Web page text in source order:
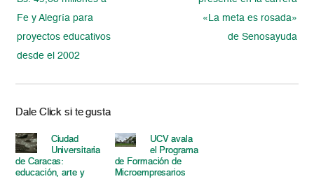
Fe y Alegría para
proyectos educativos
desde el 2002
«La meta es rosada»
de Senosayuda
Dale Click si te gusta
Ciudad
Universitaria
de Caracas:
educación, arte y
UCV avala
el Programa
de Formación de
Microempresarios